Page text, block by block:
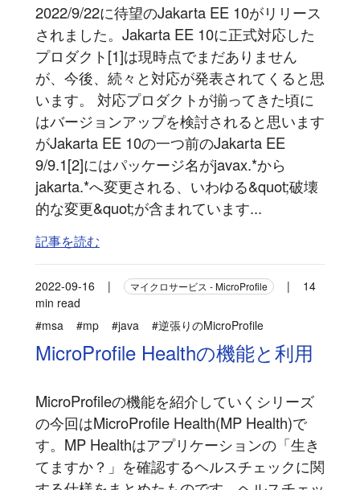
2022/9/22に待望のJakarta EE 10がリリース
されました。Jakarta EE 10に正式対応した
プロダクト[1]は現時点でまだありません
が、今後、続々と対応が発表されてくると思
います。 対応プロダクトが揃ってきた頃に
はバージョンアップを検討されると思います
がJakarta EE 10の一つ前のJakarta EE
9/9.1[2]にはパッケージ名がjavax.*から
jakarta.*へ変更される、いわゆる&quot;破壊
的な変更&quot;が含まれています...
記事を読む
2022-09-16 | マイクロサービス - MicroProfile |
14
min read
#msa
#mp #java #逆張りのMicroProfile
MicroProfile Healthの機能と利用
MicroProfileの機能を紹介していくシリーズ
の今回はMicroProfile Health(MP Health)で
す。MP Healthはアプリケーションの「生き
てますか？」を確認するヘルスチェックに関